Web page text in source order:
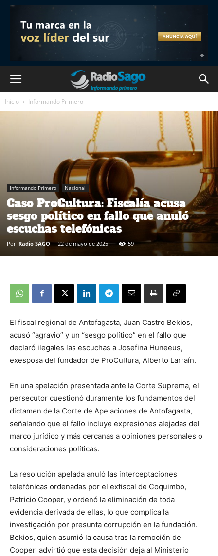
Inicio Informando Primero
Informando Primero Nacional
Caso ProCultura: Fiscalía acusa
sesgo político en fallo que anuló
escuchas telefónicas
Por Radio SAGO - 22 de mayo de 2025 59
El fiscal regional de Antofagasta, Juan Castro Bekios,
acusó “agravio” y un “sesgo político” en el fallo que
declaró ilegales las escuchas a Josefina Huneeus,
exesposa del fundador de ProCultura, Alberto Larraín.
En una apelación presentada ante la Corte Suprema, el
persecutor cuestionó duramente los fundamentos del
dictamen de la Corte de Apelaciones de Antofagasta,
señalando que el fallo incluye expresiones alejadas del
marco jurídico y más cercanas a opiniones personales o
consideraciones políticas.
La resolución apelada anuló las interceptaciones
telefónicas ordenadas por el exfiscal de Coquimbo,
Patricio Cooper, y ordenó la eliminación de toda
evidencia derivada de ellas, lo que complica la
investigación por presunta corrupción en la fundación.
Bekios, quien asumió la causa tras la remoción de
Cooper, advirtió que esta decisión deja al Ministerio